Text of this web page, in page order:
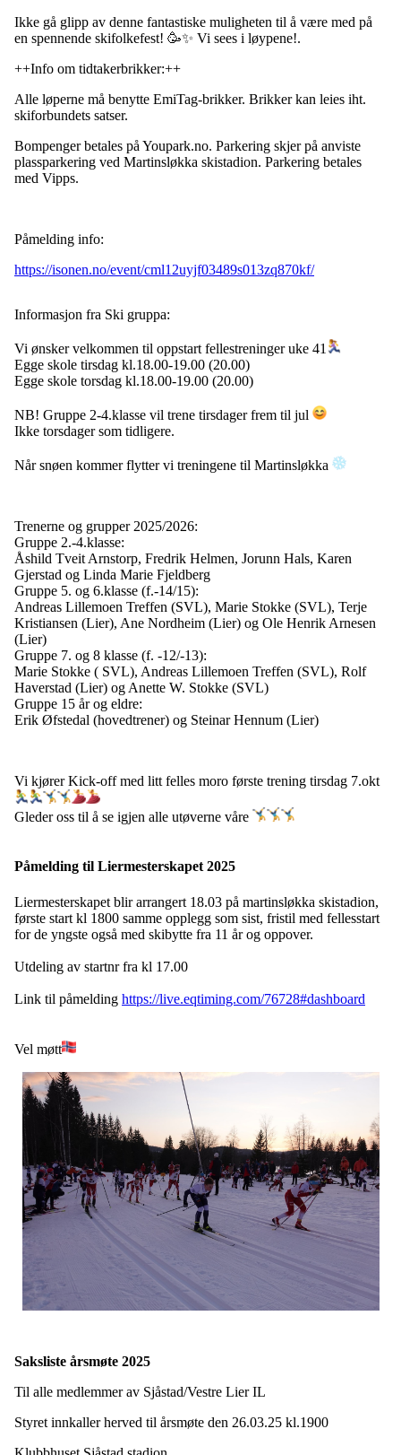
Ikke gå glipp av denne fantastiske muligheten til å være med på
en spennende skifolkefest! 🥳✨ Vi sees i løypene!.
++Info om tidtakerbrikker:++
Alle løperne må benytte EmiTag-brikker. Brikker kan leies iht.
skiforbundets satser.
Bompenger betales på Youpark.no. Parkering skjer på anviste
plassparkering ved Martinsløkka skistadion. Parkering betales
med Vipps.
Påmelding info:
https://isonen.no/event/cml12uyjf03489s013zq870kf/
Informasjon fra Ski gruppa:
Vi ønsker velkommen til oppstart fellestreninger uke 41
Egge skole tirsdag kl.18.00-19.00 (20.00)
Egge skole torsdag kl.18.00-19.00 (20.00)
NB! Gruppe 2-4.klasse vil trene tirsdager frem til jul
Ikke torsdager som tidligere.
Når snøen kommer flytter vi treningene til Martinsløkka
Trenerne og grupper 2025/2026:
Gruppe 2.-4.klasse:
Åshild Tveit Arnstorp, Fredrik Helmen, Jorunn Hals, Karen
Gjerstad og Linda Marie Fjeldberg
Gruppe 5. og 6.klasse (f.-14/15):
Andreas Lillemoen Treffen (SVL), Marie Stokke (SVL), Terje
Kristiansen (Lier), Ane Nordheim (Lier) og Ole Henrik Arnesen
(Lier)
Gruppe 7. og 8 klasse (f. -12/-13):
Marie Stokke ( SVL), Andreas Lillemoen Treffen (SVL), Rolf
Haverstad (Lier) og Anette W. Stokke (SVL)
Gruppe 15 år og eldre:
Erik Øfstedal (hovedtrener) og Steinar Hennum (Lier)
Vi kjører Kick-off med litt felles moro første trening tirsdag 7.okt
Gleder oss til å se igjen alle utøverne våre
Påmelding til Liermesterskapet 2025
Liermesterskapet blir arrangert 18.03 på martinsløkka skistadion,
første start kl 1800 samme opplegg som sist, fristil med fellesstart
for de yngste også med skibytte fra 11 år og oppover.
Utdeling av startnr fra kl 17.00
Link til påmelding https://live.eqtiming.com/76728#dashboard
Vel møtt
Saksliste årsmøte 2025
Til alle medlemmer av Sjåstad/Vestre Lier IL
Styret innkaller herved til årsmøte den 26.03.25 kl.1900